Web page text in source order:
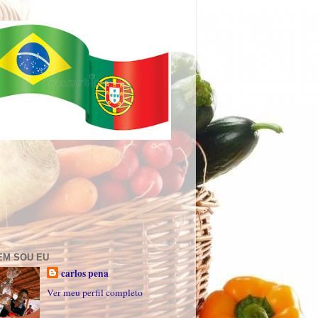
SOU EU
carlos pena
Ver meu perfil completo